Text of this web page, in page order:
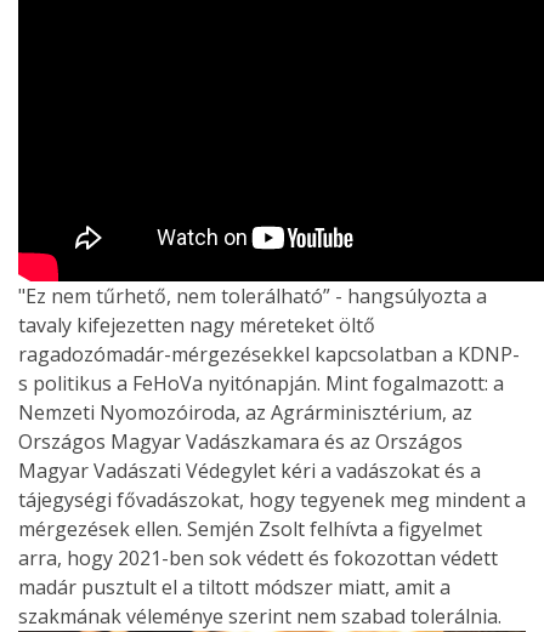
"Ez nem tűrhető, nem tolerálható” - hangsúlyozta a
tavaly kifejezetten nagy méreteket öltő
ragadozómadár-mérgezésekkel kapcsolatban a KDNP-
s politikus a FeHoVa nyitónapján. Mint fogalmazott: a
Nemzeti Nyomozóiroda, az Agrárminisztérium, az
Országos Magyar Vadászkamara és az Országos
Magyar Vadászati Védegylet kéri a vadászokat és a
tájegységi fővadászokat, hogy tegyenek meg mindent a
mérgezések ellen. Semjén Zsolt felhívta a figyelmet
arra, hogy 2021-ben sok védett és fokozottan védett
madár pusztult el a tiltott módszer miatt, amit a
szakmának véleménye szerint nem szabad tolerálnia.